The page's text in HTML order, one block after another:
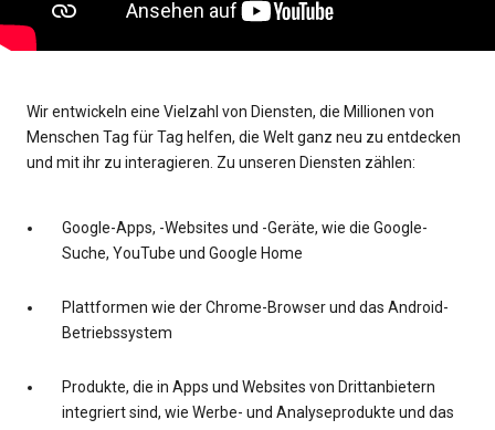
Wir entwickeln eine Vielzahl von Diensten, die Millionen von
Menschen Tag für Tag helfen, die Welt ganz neu zu entdecken
und mit ihr zu interagieren. Zu unseren Diensten zählen:
Google-Apps, -Websites und -Geräte, wie die Google-
Suche, YouTube und Google Home
Plattformen wie der Chrome-Browser und das Android-
Betriebssystem
Produkte, die in Apps und Websites von Drittanbietern
integriert sind, wie Werbe- und Analyseprodukte und das